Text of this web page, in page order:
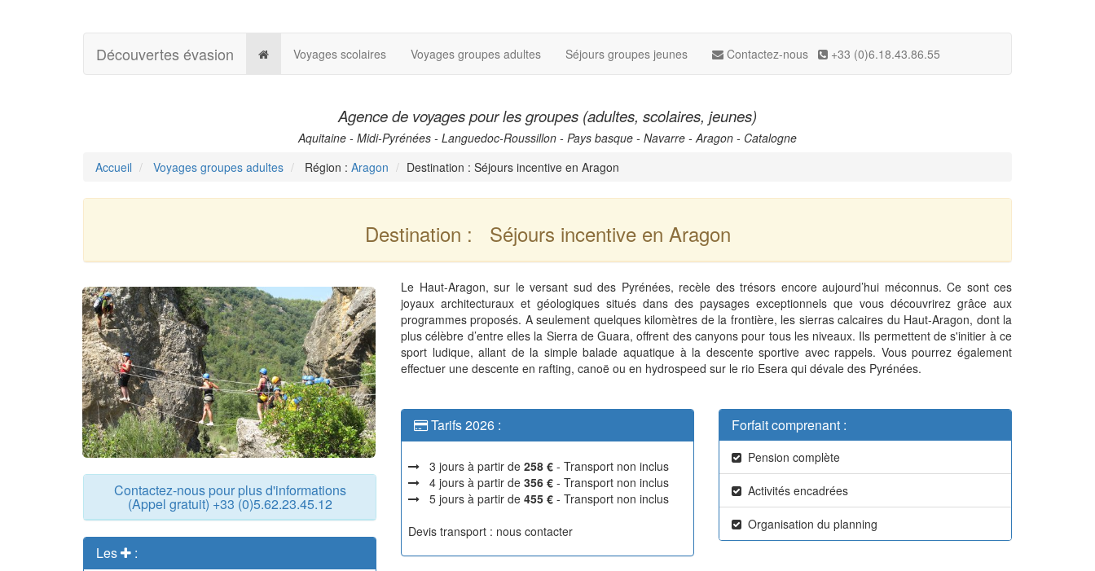
Découvertes évasion Voyages scolaires Voyages groupes adultes Séjours groupes jeunes Contactez-nous +33 (0)6.18.43.86.55
Agence de voyages pour les groupes (adultes, scolaires, jeunes)
Aquitaine - Midi-Pyrénées - Languedoc-Roussillon - Pays basque - Navarre - Aragon - Catalogne
Accueil
Voyages groupes adultes Région : Aragon Destination : Séjours incentive en Aragon
Destination : Séjours incentive en Aragon
Contactez-nous pour plus d'informations
(Appel gratuit) +33 (0)5.62.23.45.12
Les :
Le Haut-Aragon, sur le versant sud des Pyrénées, recèle des trésors encore aujourd’hui méconnus. Ce sont ces
joyaux architecturaux et géologiques situés dans des paysages exceptionnels que vous découvrirez grâce aux
programmes proposés. A seulement quelques kilomètres de la frontière, les sierras calcaires du Haut-Aragon, dont la
plus célèbre d’entre elles la Sierra de Guara, offrent des canyons pour tous les niveaux. Ils permettent de s'initier à ce
sport ludique, allant de la simple balade aquatique à la descente sportive avec rappels. Vous pourrez également
effectuer une descente en rafting, canoë ou en hydrospeed sur le rio Esera qui dévale des Pyrénées.
Tarifs 2026 :
3 jours à partir de 258 € - Transport non inclus
4 jours à partir de 356 € - Transport non inclus
5 jours à partir de 455 € - Transport non inclus
Devis transport : nous contacter
Forfait comprenant :
Pension complète
Activités encadrées
Organisation du planning